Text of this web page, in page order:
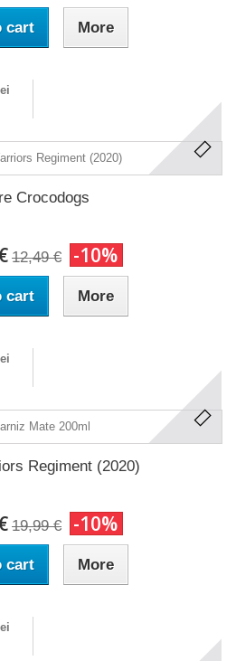
cart More
Crocodogs
12,49 € -10%
cart More
Regiment (2020)
19,99 € -10%
cart More